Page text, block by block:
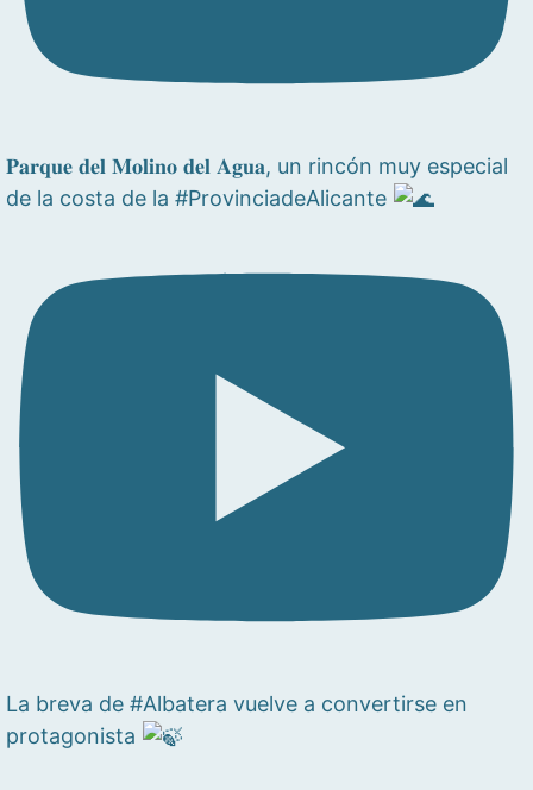
𝐏𝐚𝐫𝐪𝐮𝐞 𝐝𝐞𝐥 𝐌𝐨𝐥𝐢𝐧𝐨 𝐝𝐞𝐥 𝐀𝐠𝐮𝐚, un rincón muy especial
de la costa de la #ProvinciadeAlicante
La breva de #Albatera vuelve a convertirse en
protagonista